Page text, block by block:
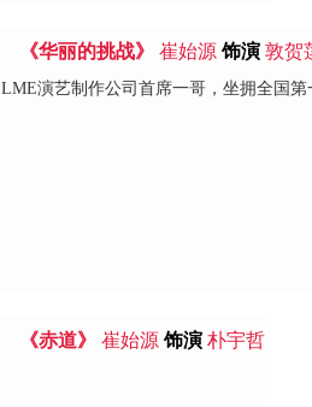
《华丽的挑战》 崔始源 饰演 敦贺
LME演艺制作公司首席一哥，坐拥全国第
《赤道》 崔始源 饰演 朴宇哲